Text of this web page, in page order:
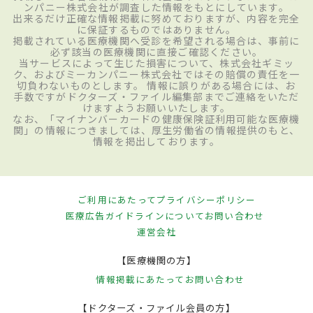
ンパニー株式会社が調査した情報をもとにしています。
出来るだけ正確な情報掲載に努めておりますが、内容を完全
に保証するものではありません。
掲載されている医療機関へ受診を希望される場合は、事前に
必ず該当の医療機関に直接ご確認ください。
当サービスによって生じた損害について、株式会社ギミッ
ク、およびミーカンパニー株式会社ではその賠償の責任を一
切負わないものとします。 情報に誤りがある場合には、お
手数ですがドクターズ・ファイル編集部までご連絡をいただ
けますようお願いいたします。
なお、「マイナンバーカードの健康保険証利用可能な医療機
関」の情報につきましては、厚生労働省の情報提供のもと、
情報を掲出しております。
ご利用にあたってプライバシーポリシー
医療広告ガイドラインについてお問い合わせ
運営会社
【医療機関の方】
情報掲載にあたって お問い合わせ
【ドクターズ・ファイル会員の方】